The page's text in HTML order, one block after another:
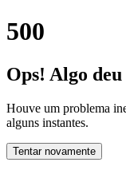
500
Ops! Algo
Houve um problema
alguns instantes.
Tentar novamente